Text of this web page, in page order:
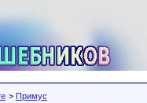
> Примус